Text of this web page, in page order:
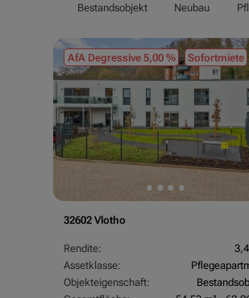
Bestandsobjekt Neubau
AfA Degressive 5,00 % Sofortmiete
32602 Vlotho
Rendite:
Assetklasse:
Objekteigenschaft: